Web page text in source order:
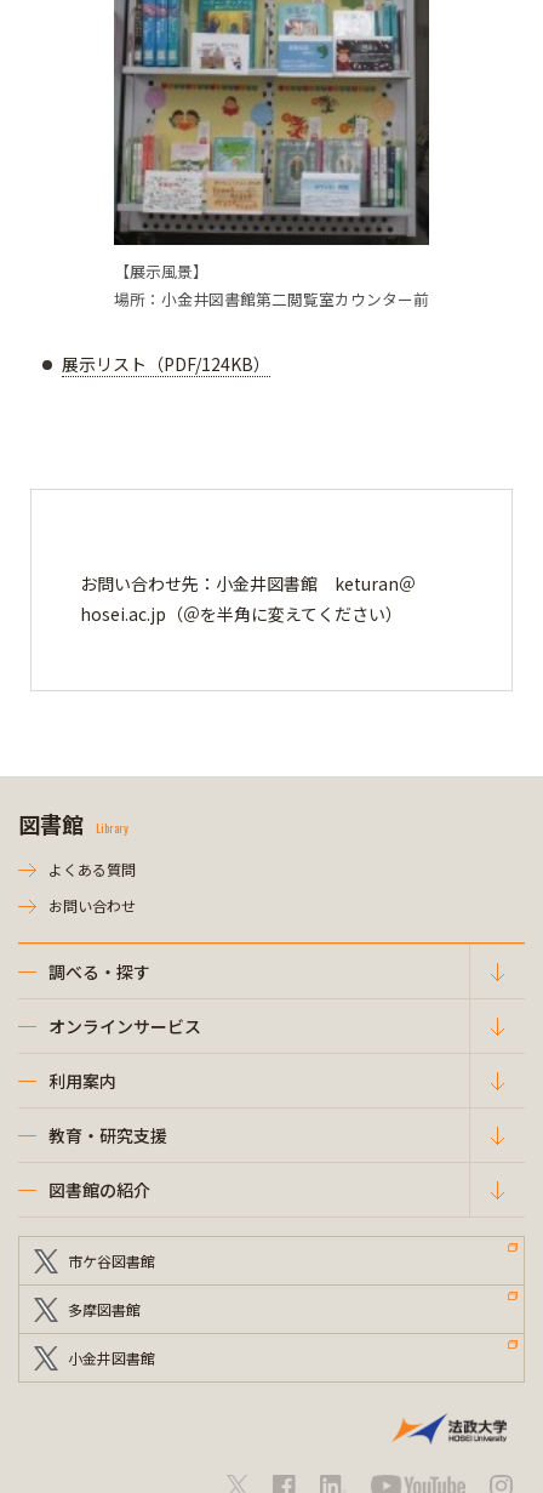
【展示風景】
場所：小金井図書館第二閲覧室カウンター前
展示リスト（PDF/124KB）
お問い合わせ先：小金井図書館 keturan＠
hosei.ac.jp（＠を半角に変えてください）
図書館 Library
よくある質問
お問い合わせ
調べる・探す
オンラインサービス
利用案内
教育・研究支援
図書館の紹介
市ケ谷図書館
多摩図書館
小金井図書館